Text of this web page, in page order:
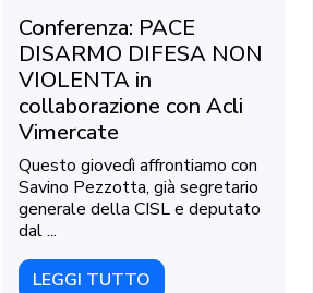
Conferenza: PACE
DISARMO DIFESA NON
VIOLENTA in
collaborazione con Acli
Vimercate
Questo giovedì affrontiamo con
Savino Pezzotta, già segretario
generale della CISL e deputato
dal ...
LEGGI TUTTO